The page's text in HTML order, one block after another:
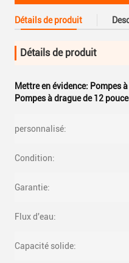
Détails de produit
Détails de produit
Mettre en évidence: Pompes
Pompes à drague de 12
personnalisé:
Condition:
Garantie:
Flux d'eau:
Capacité solide: